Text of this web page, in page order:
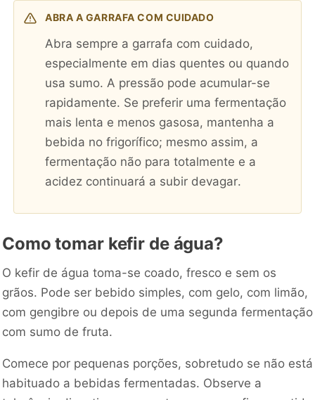
ABRA A GARRAFA COM CUIDADO
Abra sempre a garrafa com cuidado,
especialmente em dias quentes ou quando
usa sumo. A pressão pode acumular-se
rapidamente. Se preferir uma fermentação
mais lenta e menos gasosa, mantenha a
bebida no frigorífico; mesmo assim, a
fermentação não para totalmente e a
acidez continuará a subir devagar.
Como tomar kefir de água?
O kefir de água toma-se coado, fresco e sem os
grãos. Pode ser bebido simples, com gelo, com limão,
com gengibre ou depois de uma segunda fermentação
com sumo de fruta.
Comece por pequenas porções, sobretudo se não está
habituado a bebidas fermentadas. Observe a